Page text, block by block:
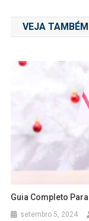
de
Post
VEJA TAMBÉM
Guia Completo
setembro 5, 2024